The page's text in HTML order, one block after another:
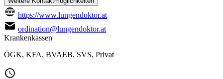
https://www.lungendoktor.at
ordination@lungendoktor.at
Krankenkassen
ÖGK, KFA, BVAEB, SVS, Privat